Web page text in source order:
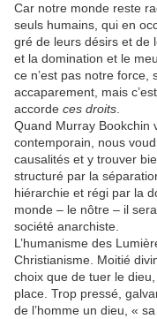
Car notre monde reste
seuls humains, qui en
gré de leurs désirs et de
et la domination et le
ce n’est pas notre force,
accaparement, mais
accorde ces droits
Quand Murray Bookchin
contemporain, nous
causalités et y trouver
structuré par la
hiérarchie et régi par la
monde – le nôtre – il
société anarchiste.
L’humanisme des
Christianisme. Moitié
choix que de tuer le
place. Trop pressé,
de l’homme un dieu, «